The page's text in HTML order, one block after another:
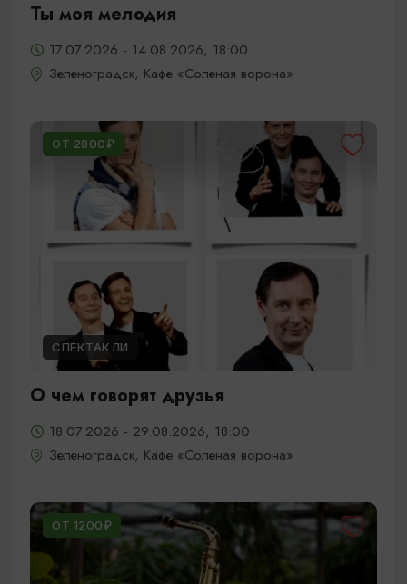
Ты моя мелодия
17.07.2026 - 14.08.2026, 18:00
Зеленоградск, Кафе «Соленая ворона»
ОТ 2800₽
СПЕКТАКЛИ
О чем говорят друзья
18.07.2026 - 29.08.2026, 18:00
Зеленоградск, Кафе «Соленая ворона»
ОТ 1200₽